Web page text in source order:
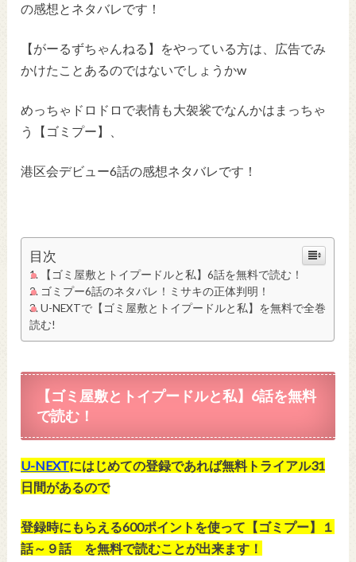
の感想とネタバレです！
【がーるずちゃんねる】をやっている方は、広告でみ
かけたことあるのではないでしょうかw
めっちゃドロドロで表情も大袈裟でなんかはまっちゃ
う【ゴミプー】、
港区会デビュー6話の感想ネタバレです！
目次
【ゴミ屋敷とトイプードルと私】6話を無料で読む！
ゴミプー6話のネタバレ！ミサキの正体判明！
U-NEXTで【ゴミ屋敷とトイプードルと私】を無料で全巻
読む!
【ゴミ屋敷とトイプードルと私】6話を無料
で読む！
U-NEXTにはじめての登録であれば無料トライアル31
日間があるので
登録時にもらえる600ポイント を使って【ゴミプー】１
話～９話 を無料で読むことが出来ます！